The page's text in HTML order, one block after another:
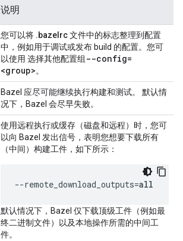
说明
您可以将 .bazelrc文件中的标志整理到配置
中，例如用于调试或发布 build 的配置。您可
以使用 选择其他配置组 --config=
<group>。
Bazel 应尽可能继续执行构建和测试。 默认情
况下，Bazel 会尽早失败。
使用远程执行或缓存（磁盘和远程）时，您可
以向 Bazel 发出信号，表明您想要下载所有
（中间）构建工件，如下所示：
--remote_download_outputs=all
默认情况下，Bazel 仅下载顶级工件（例如最
终二进制文件）以及本地操作所需的中间工
件。